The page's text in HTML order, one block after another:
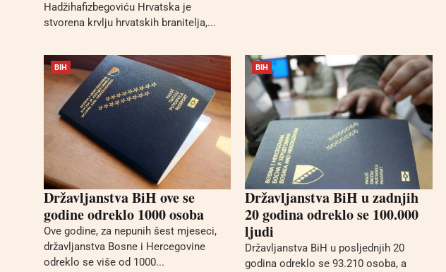
Hadžihafizbegoviću Hrvatska je
stvorena krvlju hrvatskih branitelja,...
BIH
Državljanstva BiH ove se
godine odreklo 1000 osoba
Ove godine, za nepunih šest mjeseci,
državljanstva Bosne i Hercegovine
odreklo se više od 1000...
BIH
Državljanstva BiH u zadnjih
20 godina odreklo se 100.000
ljudi
Državljanstva BiH u posljednjih 20
godina odreklo se 93.210 osoba, a